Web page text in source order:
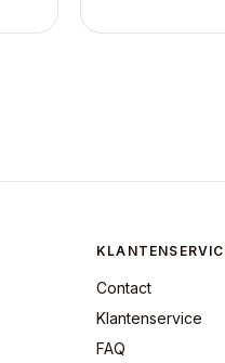
Contact
Klantenservice
FAQ